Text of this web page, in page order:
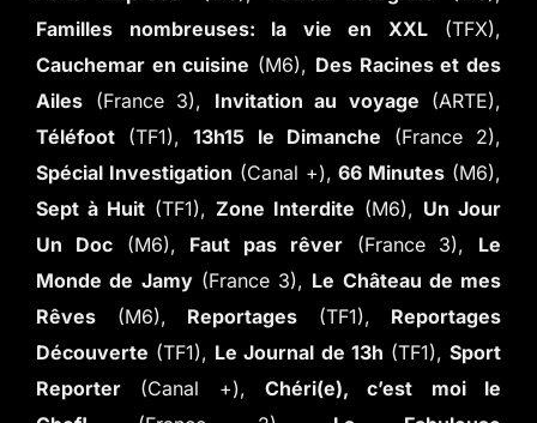
Familles nombreuses: la vie en XXL(TFX),
Cauchemar en cuisine (M6), Des Racines et des
Ailes (France 3), Invitation au voyage (ARTE),
Téléfoot (TF1),13h15 le Dimanche (France 2),
Spécial Investigation (Canal +),66 Minutes (M6),
Sept à Huit (TF1), Zone Interdite (M6), Un Jour
Un Doc(M6), Faut pas rêver(France 3), Le
Monde de Jamy(France 3), Le Château de mes
Rêves (M6), Reportages (TF1), Reportages
Découverte (TF1), Le Journal de 13h (TF1),Sport
Reporter (Canal +), Chéri(e), c’est moi le